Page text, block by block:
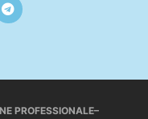
PROFESSIONALE–